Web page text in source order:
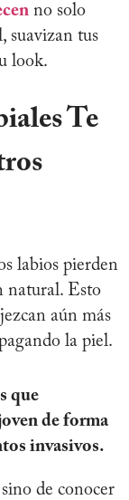
no solo
suavizan tus
look.
Te
labios pierden
natural. Esto
aún más
la piel.
que
de forma
invasivos.
de conocer